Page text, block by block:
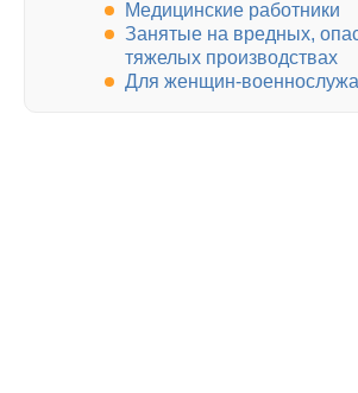
Медицинские работники
Занятые на вредных,
тяжелых производствах
Для женщин-